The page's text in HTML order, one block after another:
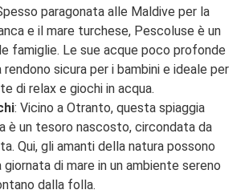
paragonata alle Maldive per la
e il mare turchese, Pescoluse è un
famiglie. Le sue acque poco profonde
sicura per i bambini e ideale per
di relax e giochi in acqua.
: Vicino a Otranto, questa spiaggia
è un tesoro nascosto, circondata da
Qui, gli amanti della natura possono
giornata di mare in un ambiente sereno
dalla folla.